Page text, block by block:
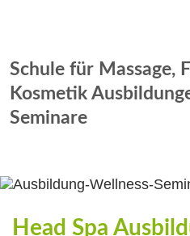
Schule für Massage,
Kosmetik
Seminare
Head Spa